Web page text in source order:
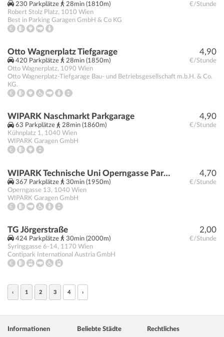
€/Stunde
230 Parkplätze
28min (1810m)
Robert Stolz Platz, 1010 Wien
Best in Parking Garagen GmbH & Co KG
4,90
€/Stunde
Otto Wagnerplatz Tiefgarage
420 Parkplätze
28min (1850m)
Otto Wagnerplatz, 1090 Wien
Otto Wagnerplatz-Tiefgarage Bau- und Betriebsgesellschaft m.b.H. & Co.
KG.
4,90
€/Stunde
WIPARK Naschmarkt Parkgarage
63 Parkplätze
28min (1860m)
Kühnplatz 1, 1040 Wien
WIPARK Garagen GmbH
4,70
€/Stunde
WIPARK Technische Uni Operngasse Parkgarage
367 Parkplätze
30min (1950m)
Operngasse 13, 1040 Wien
WIPARK Garagen GmbH
2,00
€/Stunde
TG Jörgerstraße
424 Parkplätze
30min (2000m)
Syringgasse 6-14, 1170 Wien
Contipark International Austria GmbH
‹ 1 2 3 4 ›
Informationen Beliebte Städte Rechtliches